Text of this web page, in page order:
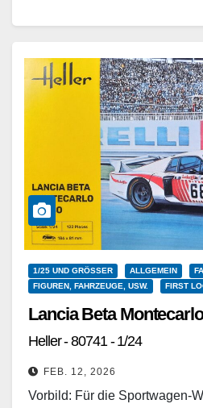
Weiterlesen
1/25 UND GRÖSSER ALLGEMEIN
FIGUREN, FAHRZEUGE, USW.
FIRST
Lancia Beta
Heller - 80741 - 1/24
FEB. 12, 2026
Vorbild: Für die Sportwagen-